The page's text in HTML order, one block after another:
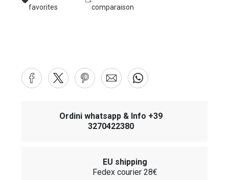
favorites
comparaison
Ordini whatsapp & Info +39
3270422380
EU shipping
Fedex courier 28€